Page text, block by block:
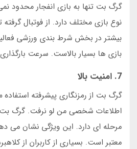
نوع بازی مختلف دارد. از فوتبال
بیشتر در بخش شرط بندی ورزشی
بازی ها بسیار بالاست. سرعت
7. امنیت بالا
گرگ بت از رمزنگاری پیشرفته
اطلاعات شخصی من لو نرفت. گرگ بت
مرحله ای دارد. این ویژگی نشان
معتبر است. بسیاری از کاربران از